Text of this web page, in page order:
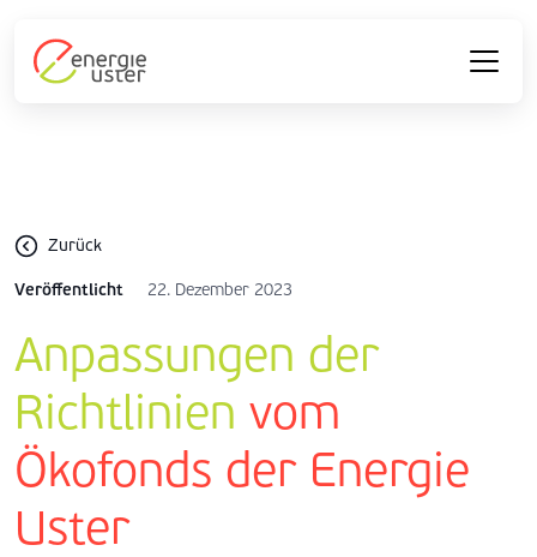
Zurück
Veröffentlicht 22. Dezember 2023
Anpassungen der
Richtlinien vom
Ökofonds der Energie
Uster